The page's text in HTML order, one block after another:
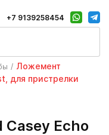
+7 9139258454
Ложемент
для пристрелки
Echo